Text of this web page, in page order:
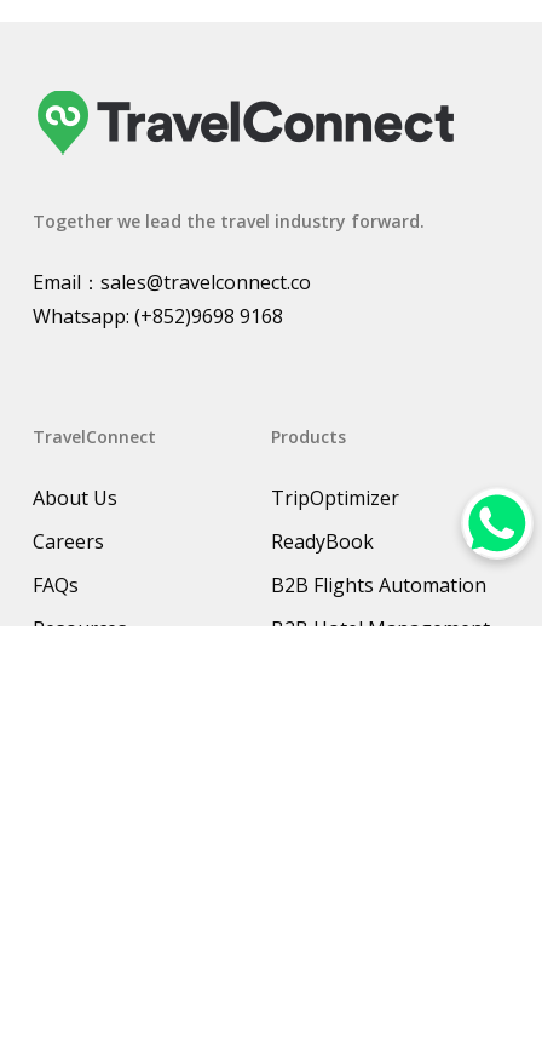
Together we lead the travel industry forward.
Email： sales@travelconnect.co
Whatsapp: (+852)9698 9168
TravelConnect
About Us
Careers
FAQs
Resources
Products
TripOptimizer
ReadyBook
B2B Flights Automation
B2B Hotel Management